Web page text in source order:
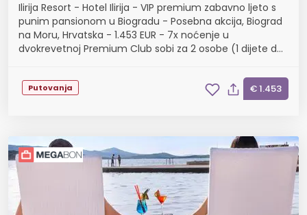
Ilirija Resort - Hotel Ilirija - VIP premium zabavno ljeto s
punim pansionom u Biogradu - Posebna akcija, Biograd
na Moru, Hrvatska - 1.453 EUR - 7x noćenje u
dvokrevetnoj Premium Club sobi za 2 osobe (1 dijete do
Putovanja € 1.453